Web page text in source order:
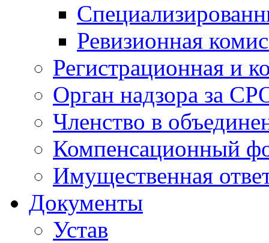
Ревизионная
Регистрационная и
Орган надзора за
Членство в
Компенсационный
Имущественная
Документы
Устав